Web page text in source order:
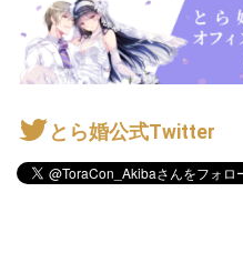
とら婚公式Twitter